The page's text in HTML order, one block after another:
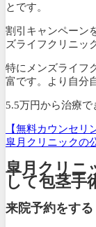
とです。
割引キャンペーン
ズライフクリニッ
特にメンズライフ
富です。より自分
5.5万円から治療で
【無料カウンセリ
皐月クリニックの
皐月クリニ
して包茎手
来院予約をする